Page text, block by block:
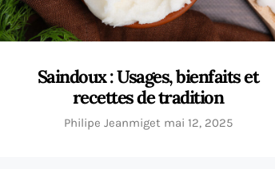
Saindoux : Usages, bienfaits et
recettes de tradition
Philipe Jeanmiget mai 12, 2025